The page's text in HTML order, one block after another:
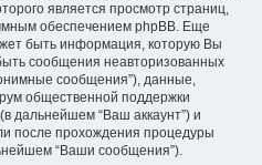
является просмотр страниц,
обеспечением phpBB. Еще
быть информация, которую Вы
сообщения неавторизованных
сообщения”), данные,
общественной поддержки
дальнейшем “Ваш аккаунт”) и
после прохождения процедуры
“Ваши сообщения”).